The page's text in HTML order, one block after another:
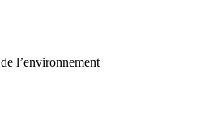
l’environnement